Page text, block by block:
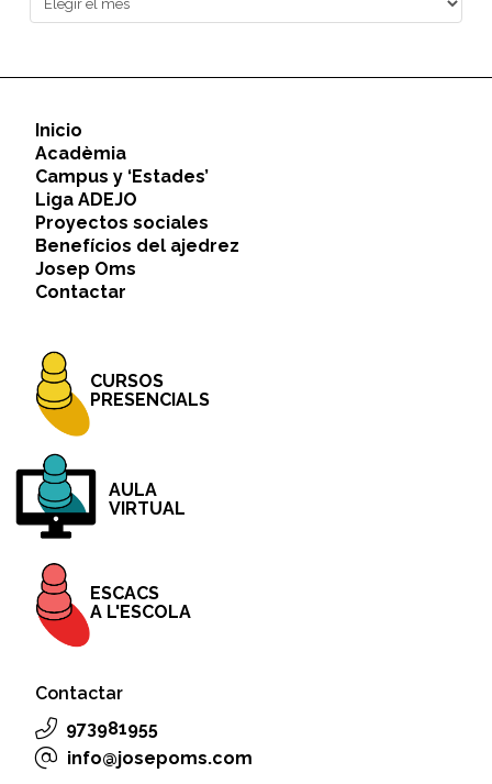
de
Inicio
Acadèmia
Campus y ‘Estades’
Liga ADEJO
Proyectos sociales
Benefícios del ajedrez
Josep Oms
Contactar
CURSOS
PRESENCIALS
AULA
VIRTUAL
ESCACS
A L'ESCOLA
Contactar
973981955
info@josepoms.com